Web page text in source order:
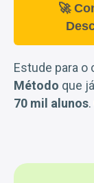
🚀
Estude para
Método que
70 mil alunos.